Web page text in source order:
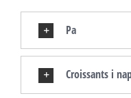
Pa
Croissants i